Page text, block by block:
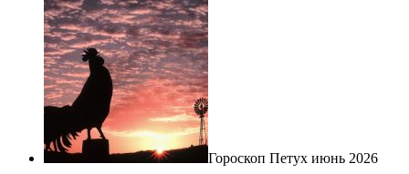
Гороскоп Петух июнь 2026